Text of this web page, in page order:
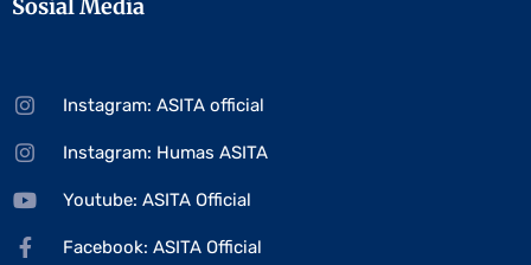
Sosial Media
Instagram: ASITA official
Instagram: Humas ASITA
Youtube: ASITA Official
Facebook: ASITA Official